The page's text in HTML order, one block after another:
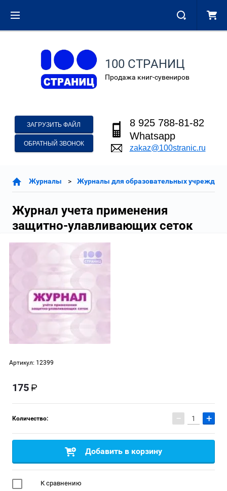
100 СТРАНИЦ
Продажа книг-сувениров
ЗАГРУЗИТЬ ФАЙЛ
ОБРАТНЫЙ ЗВОНОК
8 925 788-81-82
Whatsapp
zakaz@100stranic.ru
Журналы Журналы для образовательных
Журнал учета применения
защитно-улавливающих сеток
Артикул: 12399
175
Количество: − +
Добавить в корзину
К сравнению